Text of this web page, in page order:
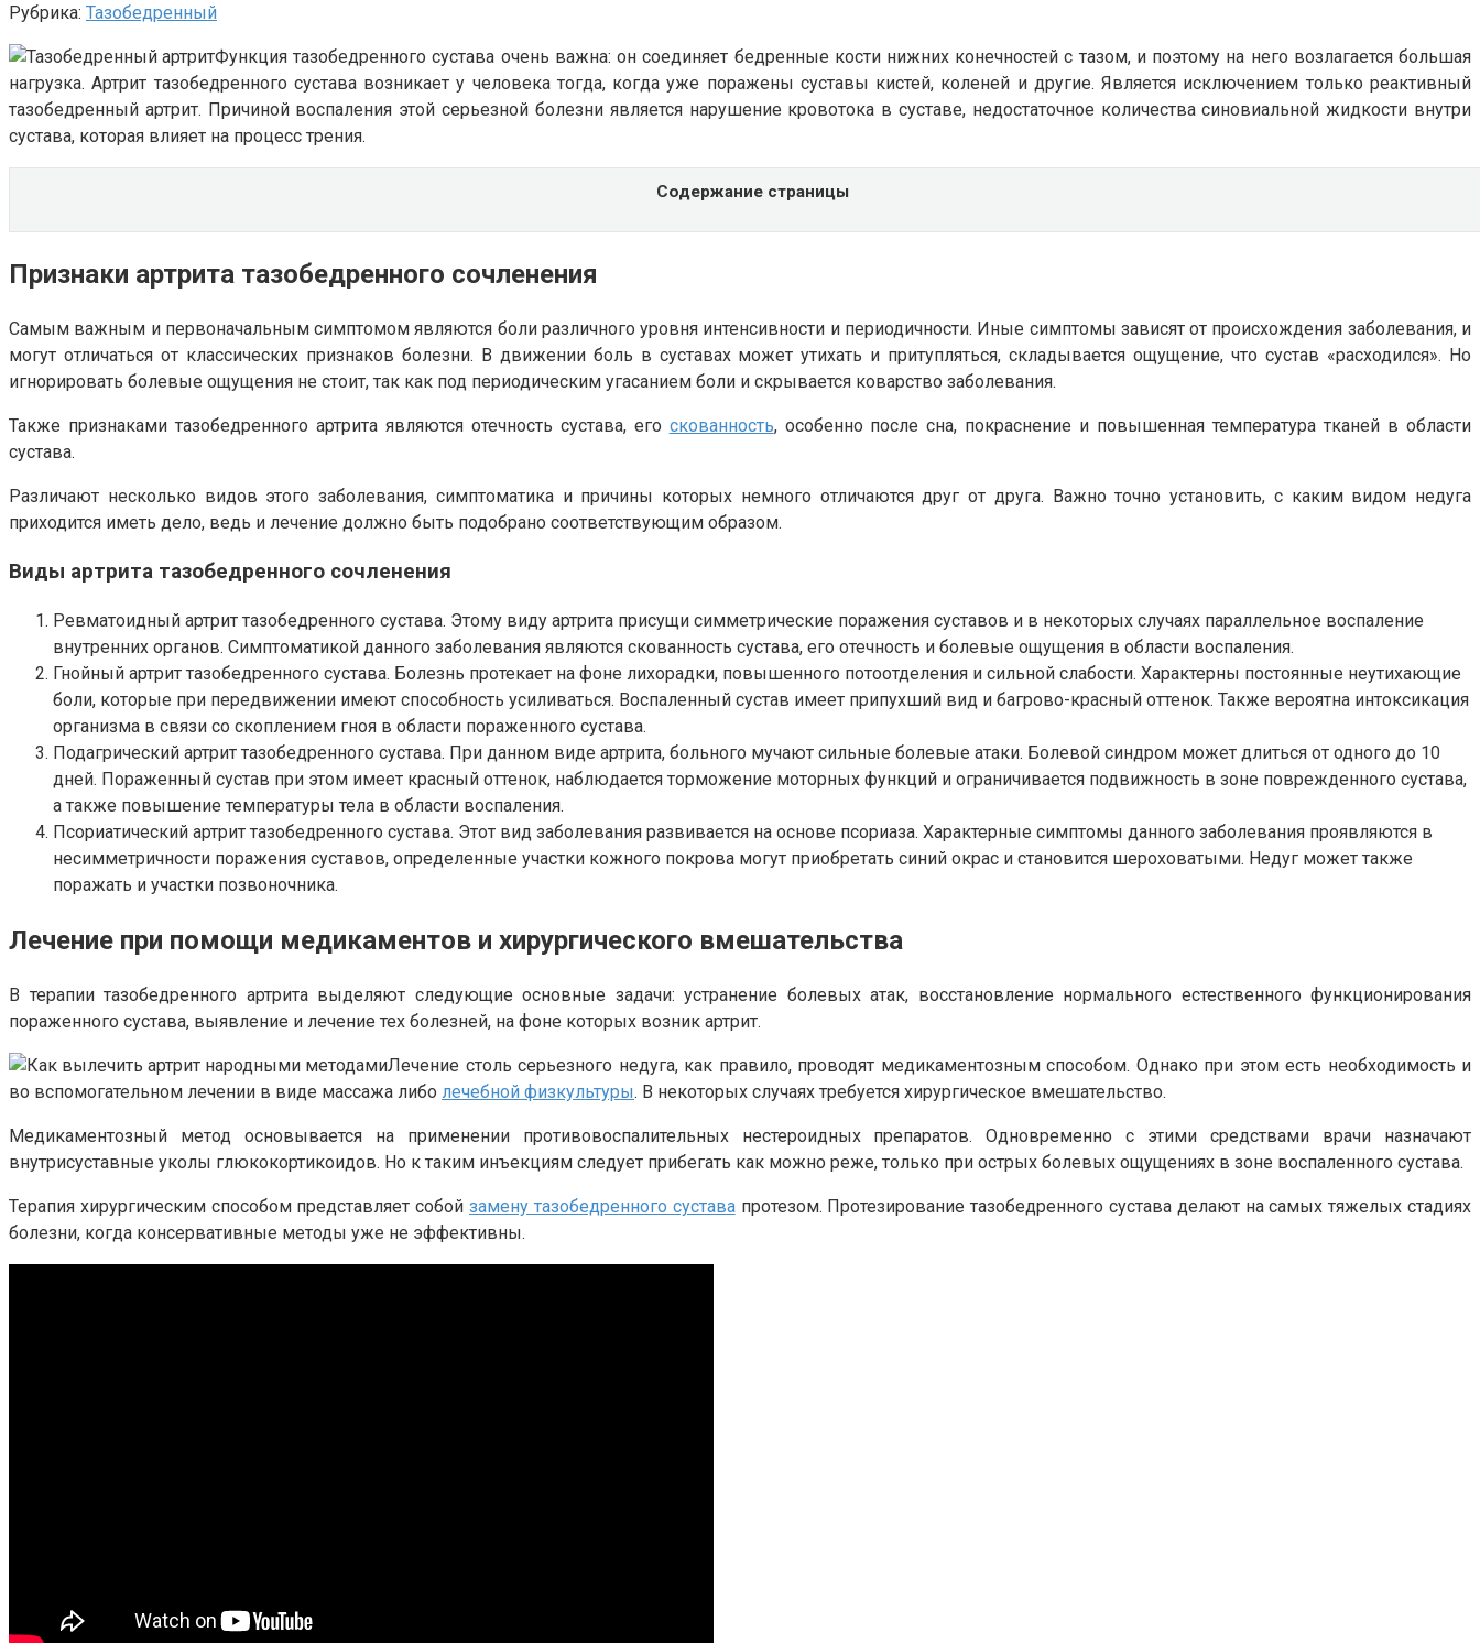
Рубрика: Тазобедренный
Функция тазобедренного сустава очень важна: он соединяет бедренные кости нижних конечностей с тазом, и поэтому на него возлагается большая
нагрузка. Артрит тазобедренного сустава возникает у человека тогда, когда уже поражены суставы кистей, коленей и другие. Является исключением только реактивный
тазобедренный артрит. Причиной воспаления этой серьезной болезни является нарушение кровотока в суставе, недостаточное количества синовиальной жидкости внутри
сустава, которая влияет на процесс трения.
Содержание страницы
Признаки артрита тазобедренного сочленения
Самым важным и первоначальным симптомом являются боли различного уровня интенсивности и периодичности. Иные симптомы зависят от происхождения заболевания, и
могут отличаться от классических признаков болезни. В движении боль в суставах может утихать и притупляться, складывается ощущение, что сустав «расходился». Но
игнорировать болевые ощущения не стоит, так как под периодическим угасанием боли и скрывается коварство заболевания.
Также признаками тазобедренного артрита являются отечность сустава, его скованность, особенно после сна, покраснение и повышенная температура тканей в области
сустава.
Различают несколько видов этого заболевания, симптоматика и причины которых немного отличаются друг от друга. Важно точно установить, с каким видом недуга
приходится иметь дело, ведь и лечение должно быть подобрано соответствующим образом.
Виды артрита тазобедренного сочленения
Ревматоидный артрит тазобедренного сустава. Этому виду артрита присущи симметрические поражения суставов и в некоторых случаях параллельное воспаление
внутренних органов. Симптоматикой данного заболевания являются скованность сустава, его отечность и болевые ощущения в области воспаления.
Гнойный артрит тазобедренного сустава. Болезнь протекает на фоне лихорадки, повышенного потоотделения и сильной слабости. Характерны постоянные неутихающие
боли, которые при передвижении имеют способность усиливаться. Воспаленный сустав имеет припухший вид и багрово-красный оттенок. Также вероятна интоксикация
организма в связи со скоплением гноя в области пораженного сустава.
Подагрический артрит тазобедренного сустава. При данном виде артрита, больного мучают сильные болевые атаки. Болевой синдром может длиться от одного до 10
дней. Пораженный сустав при этом имеет красный оттенок, наблюдается торможение моторных функций и ограничивается подвижность в зоне поврежденного сустава,
а также повышение температуры тела в области воспаления.
Псориатический артрит тазобедренного сустава. Этот вид заболевания развивается на основе псориаза. Характерные симптомы данного заболевания проявляются в
несимметричности поражения суставов, определенные участки кожного покрова могут приобретать синий окрас и становится шероховатыми. Недуг может также
поражать и участки позвоночника.
Лечение при помощи медикаментов и хирургического вмешательства
В терапии тазобедренного артрита выделяют следующие основные задачи: устранение болевых атак, восстановление нормального естественного функционирования
пораженного сустава, выявление и лечение тех болезней, на фоне которых возник артрит.
Лечение столь серьезного недуга, как правило, проводят медикаментозным способом. Однако при этом есть необходимость и
во вспомогательном лечении в виде массажа либо лечебной физкультуры. В некоторых случаях требуется хирургическое вмешательство.
Медикаментозный метод основывается на применении противовоспалительных нестероидных препаратов. Одновременно с этими средствами врачи назначают
внутрисуставные уколы глюкокортикоидов. Но к таким инъекциям следует прибегать как можно реже, только при острых болевых ощущениях в зоне воспаленного сустава.
Терапия хирургическим способом представляет собойзамену тазобедренного суставапротезом. Протезирование тазобедренного сустава делают на самых тяжелых стадиях
болезни, когда консервативные методы уже не эффективны.